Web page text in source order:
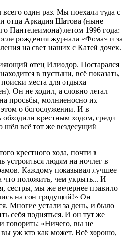
один раз. Мы поехали туда с
отца Аркадия Шатова (ныне
Пантелеимона) летом 1996 года:
рождения журнала «Фома» и за
на свет наших с Катей дочек.
отец Илиодор. Постарался
в пустыни, всё показать,
места для отдыха
Он не ходил, а словно летал —
просьбы, молниеносно их
о богослужении. И в
обходили крестным ходом, среди
всё тот же вездесущий
крестного хода, почти в
устроиться людям на ночлег в
Каждому показывал лучшее
что положить, чем укрыть... И
сестры, мы же вечернее правило
на сон грядущий!» Он
Многие устали за день, и было
себя подняться. И он тут же
говорить: «Ничего, вы не
уж кто как может. Всё хорошо,